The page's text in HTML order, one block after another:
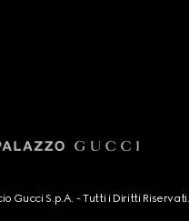
Gucci S.p.A. - Tutti i Diritti